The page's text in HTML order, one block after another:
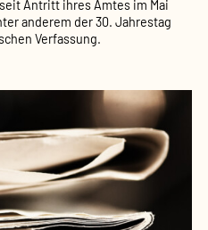
Antritt ihres Amtes im Mai
anderem der 30. Jahrestag
Verfassung.